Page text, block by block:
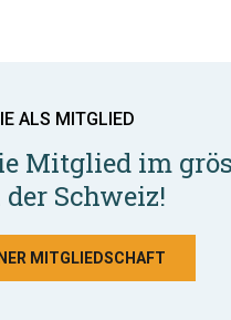
ALS MITGLIED
Mitglied im
Schweiz!
MITGLIEDSCHAFT